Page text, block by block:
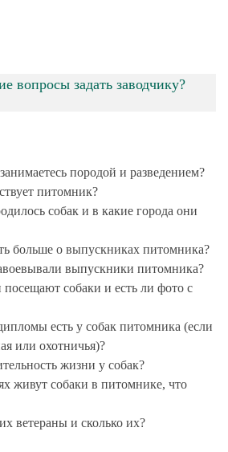
вопросы задать заводчику?
породой и разведением?
питомник?
собак и в какие города они
больше о выпускниках питомника?
выпускники питомника?
собаки и есть ли фото с
есть у собак питомника (если
или охотничья)?
жизни у собак?
живут собаки в питомнике, что
ветераны и сколько их?